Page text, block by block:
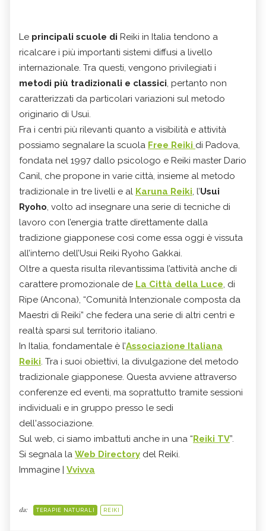
Le principali scuole di Reiki in Italia tendono a
ricalcare i più importanti sistemi diffusi a livello
internazionale. Tra questi, vengono privilegiati i
metodi più tradizionali e classici, pertanto non
caratterizzati da particolari variazioni sul metodo
originario di Usui.
Fra i centri più rilevanti quanto a visibilità e attività
possiamo segnalare la scuola Free Reiki di Padova,
fondata nel 1997 dallo psicologo e Reiki master Dario
Canil, che propone in varie città, insieme al metodo
tradizionale in tre livelli e al Karuna Reiki, l’Usui
Ryoho, volto ad insegnare una serie di tecniche di
lavoro con l’energia tratte direttamente dalla
tradizione giapponese così come essa oggi è vissuta
all’interno dell’Usui Reiki Ryoho Gakkai.
Oltre a questa risulta rilevantissima l’attività anche di
carattere promozionale de La Città della Luce, di
Ripe (Ancona), “Comunità Intenzionale composta da
Maestri di Reiki” che federa una serie di altri centri e
realtà sparsi sul territorio italiano.
In Italia, fondamentale è l’Associazione Italiana
Reiki. Tra i suoi obiettivi, la divulgazione del metodo
tradizionale giapponese. Questa avviene attraverso
conferenze ed eventi, ma soprattutto tramite sessioni
individuali e in gruppo presso le sedi
dell'associazione.
Sul web, ci siamo imbattuti anche in una “Reiki TV”.
Si segnala la Web Directory del Reiki.
Immagine | Vvivva
da: TERAPIE NATURALI REIKI